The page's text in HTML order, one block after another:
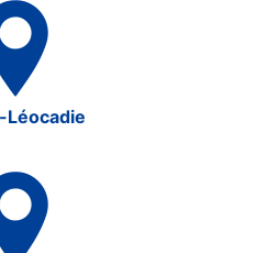
Léocadie